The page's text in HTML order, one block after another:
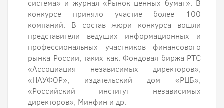
система» и журнал «Рынок ценных бумаг». В
конкурсе приняло участие более 100
компаний. В состав жюри конкурса вошли
представители ведущих информационных и
профессиональных участников финансового
рынка России, таких как: Фондовая биржа РТС
«Ассоциация независимых директоров»,
«НАУФОР», издательский дом «РЦБ»,
«Российский институт независимых
директоров», Минфин и др.